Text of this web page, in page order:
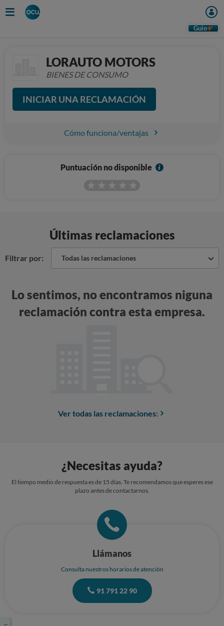
Guio
LORAUTO MOTORS
BIENES DE CONSUMO
INICIAR UNA RECLAMACIÓN
Cómo funciona/ventajas
Puntuación no disponible
I
Últimas reclamaciones
Filtrar por: Todas las reclamaciones
Lo sentimos, no encontramos niguna
reclamación contra esta empresa.
Ver todas las reclamaciones:
¿Necesitas ayuda?
El tiempo medio de respuesta es de 15 días. Te recomendamos que esperes ese
plazo antes de contactarnos.
Llámanos
Consulta nuestros horarios de atención
91 791 22 90